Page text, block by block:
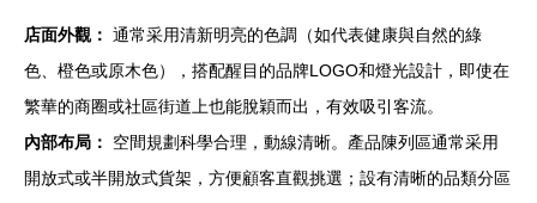
店面外觀： 通常采用清新明亮的色調（如代表健康與自然的綠
色、橙色或原木色），搭配醒目的品牌LOGO和燈光設計，即使在
繁華的商圈或社區街道上也能脫穎而出，有效吸引客流。
內部布局：
空間規劃科學合理，動線清晰。產品陳列區通常采用
開放式或半開放式貨架，方便顧客直觀挑選；設有清晰的品類分區